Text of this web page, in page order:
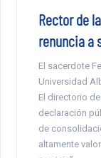
Rector de
renuncia a
El sacerdote
Universidad
El directorio
declaración
de
altamente